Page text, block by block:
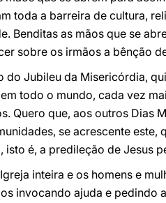
toda a barreira de cultura,
Benditas as mãos que se
sobre os irmãos a bênção
do Jubileu da Misericórdia,
todo o mundo, cada vez
Quero que, aos outros Dias
se acrescente
isto é, a predileção de Jesus
inteira e os homens e
invocando ajuda e pedindo